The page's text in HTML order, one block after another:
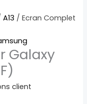
A13 / Ecran Complet
Galaxy
client